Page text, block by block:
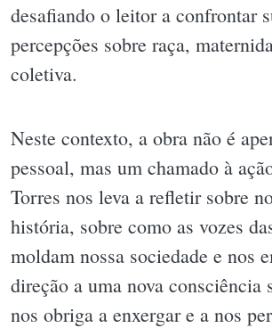
desafiando o leitor a confrontar
percepções sobre raça,
coletiva.
Neste contexto, a obra não é
pessoal, mas um chamado à
Torres nos leva a refletir sobre
história, sobre como as vozes
moldam nossa sociedade e nos
direção a uma nova
nos obriga a enxergar e a nos